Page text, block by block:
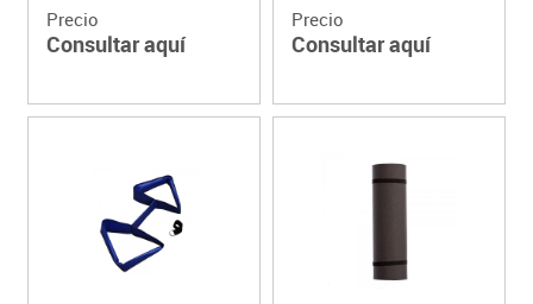
Precio
Consultar aquí
Precio
Consultar aquí